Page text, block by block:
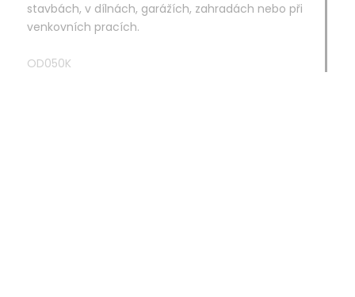
stavbách, v dílnách, garážích, zahradách nebo při
venkovních pracích.
OD050K